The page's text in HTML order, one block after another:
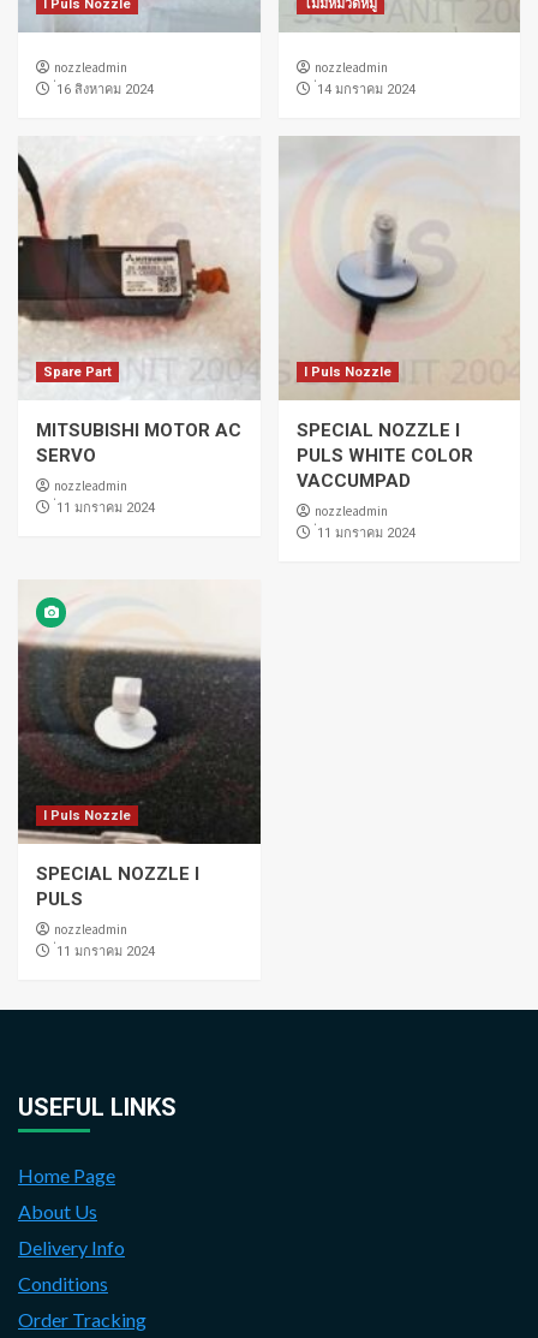
I Puls Nozzle
nozzleadmin
่16 สิงหาคม 2024
ไม่มีหมวดหมู่
nozzleadmin
่14 มกราคม 2024
Spare Part
MITSUBISHI MOTOR AC
SERVO
nozzleadmin
่11 มกราคม 2024
I Puls Nozzle
SPECIAL NOZZLE I
PULS WHITE COLOR
VACCUMPAD
nozzleadmin
่11 มกราคม 2024
I Puls Nozzle
SPECIAL NOZZLE I
PULS
nozzleadmin
่11 มกราคม 2024
USEFUL LINKS
Home Page
About Us
Delivery Info
Conditions
Order Tracking